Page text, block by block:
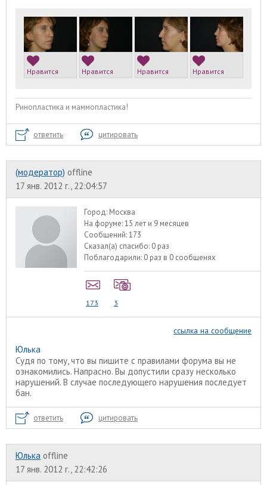
Нравится Нравится Нравится Нравится
Ринопластика и маммопластика!
ответить цитировать
(модератор) offline
17 янв. 2012 г., 22:04:57
Город: Москва
На форуме:15 лет и 9 месяцев
Сообщений:173
Сказал(а) спасибо: 0 раз
Поблагодарили: 0 раз в 0 сообщенях
173 3
ссылка на сообщение
Юлька
Судя по тому, что вы пишите с правилами форума вы не
ознакомились. Напрасно. Вы допустили сразу несколько
нарушений. В случае последующего нарушения последует
бан.
ответить цитировать
Юлька offline
17 янв. 2012 г., 22:42:26